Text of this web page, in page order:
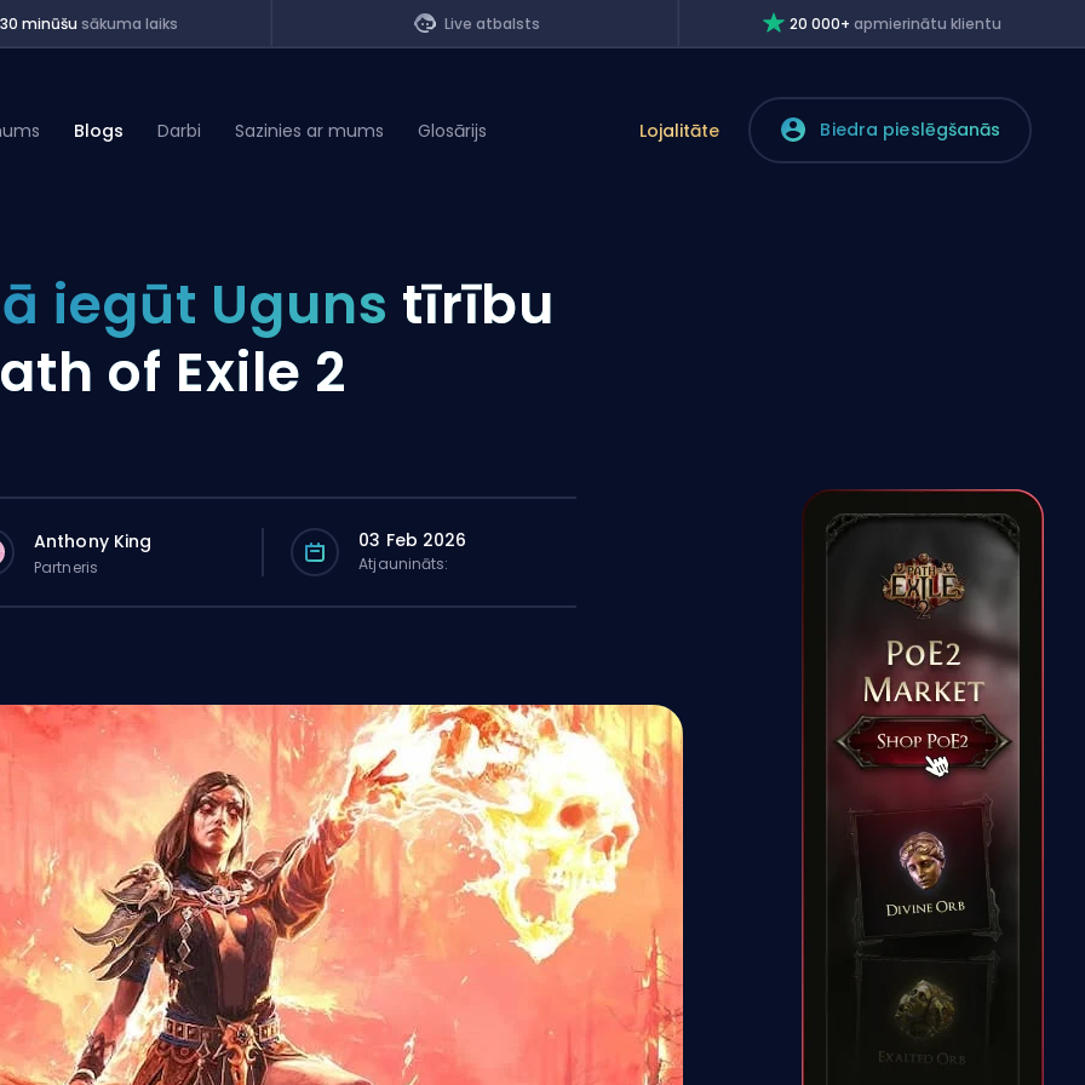
minūšu sākuma laiks Live atbalsts 20 000+apmierinātu klientu
Blogs Darbi Sazinies ar mums Glosārijs Lojalitāte Biedra pieslēgšanās
iegūt Uguns tīrību
of Exile 2
Anthony King
Partneris
03 Feb 2026
Atjaunināts: